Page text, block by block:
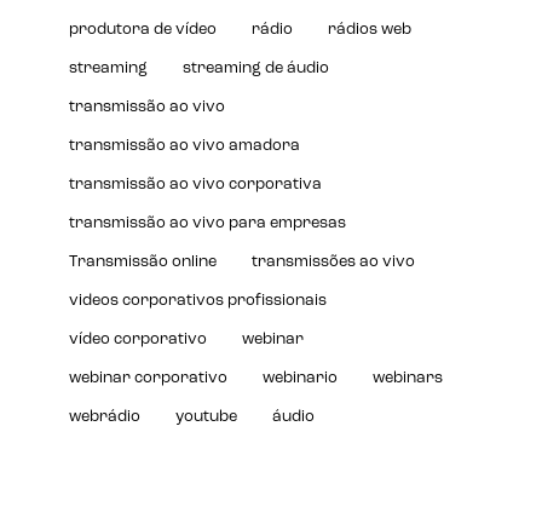
produtora de vídeo rádio rádios web
streaming streaming de áudio
transmissão ao vivo
transmissão ao vivo amadora
transmissão ao vivo corporativa
transmissão ao vivo para empresas
Transmissão online transmissões ao vivo
videos corporativos profissionais
vídeo corporativo webinar
webinar corporativo webinario webinars
webrádio youtube áudio